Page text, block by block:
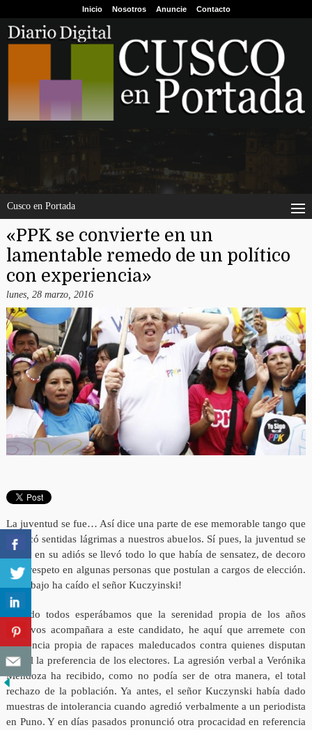
Inicio Nosotros Anuncie Contacto
Cusco en Portada
«PPK se convierte en un
lamentable remedo de un político
con experiencia»
lunes, 28 marzo, 2016
La juventud se fue… Así dice una parte de ese memorable tango que
arrancó sentidas lágrimas a nuestros abuelos. Sí pues, la juventud se
fue, y en su adiós se llevó todo lo que había de sensatez, de decoro
y de respeto en algunas personas que postulan a cargos de elección.
¡Qué bajo ha caído el señor Kuczyinski!
Cuando todos esperábamos que la serenidad propia de los años
longevos acompañara a este candidato, he aquí que arremete con
insolencia propia de rapaces maleducados contra quienes disputan
con él la preferencia de los electores. La agresión verbal a Verónika
Mendoza ha recibido, como no podía ser de otra manera, el total
rechazo de la población. Ya antes, el señor Kuczynski había dado
muestras de intolerancia cuando agredió verbalmente a un periodista
en Puno. Y en días pasados pronunció otra procacidad en referencia